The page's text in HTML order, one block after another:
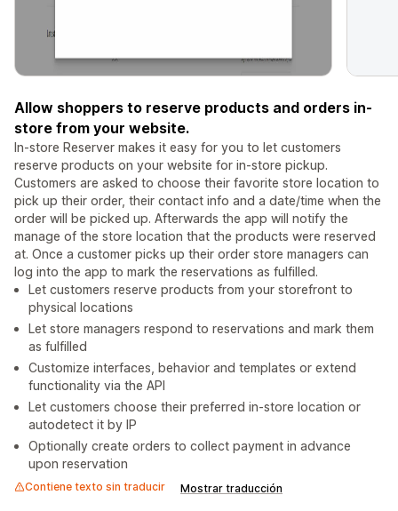
Allow shoppers to reserve products and orders in-
store from your website.
In-store Reserver makes it easy for you to let customers
reserve products on your website for in-store pickup.
Customers are asked to choose their favorite store location to
pick up their order, their contact info and a date/time when the
order will be picked up. Afterwards the app will notify the
manage of the store location that the products were reserved
at. Once a customer picks up their order store managers can
log into the app to mark the reservations as fulfilled.
Let customers reserve products from your storefront to
physical locations
Let store managers respond to reservations and mark them
as fulfilled
Customize interfaces, behavior and templates or extend
functionality via the API
Let customers choose their preferred in-store location or
autodetect it by IP
Optionally create orders to collect payment in advance
upon reservation
Contiene texto sin traducir Mostrar traducción